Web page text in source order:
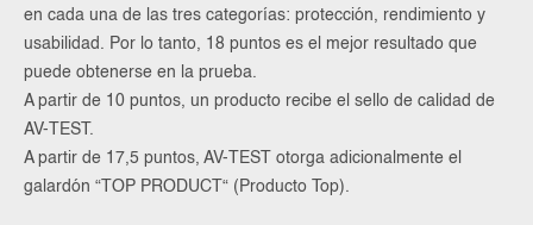
en cada una de las tres categorías: protección, rendimiento y
usabilidad. Por lo tanto, 18 puntos es el mejor resultado que
puede obtenerse en la prueba.
A partir de 10 puntos, un producto recibe el sello de calidad de
AV-TEST.
A partir de 17,5 puntos, AV-TEST otorga adicionalmente el
galardón “TOP PRODUCT“ (Producto Top).